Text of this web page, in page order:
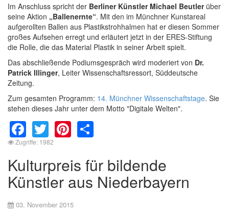
Im Anschluss spricht der Berliner Künstler Michael Beutlerüber
seine Aktion „Ballenernte“. Mit den im Münchner Kunstareal
aufgerollten Ballen aus Plastikstrohhalmen hat er diesen Sommer
großes Aufsehen erregt und erläutert jetzt in der ERES-Stiftung
die Rolle, die das Material Plastik in seiner Arbeit spielt.
Das abschließende Podiumsgespräch wird moderiert von Dr.
Patrick Illinger, Leiter Wissenschaftsressort, Süddeutsche
Zeitung.
Zum gesamten Programm: 14. Münchner Wissenschaftstage. Sie
stehen dieses Jahr unter dem Motto "Digitale Welten".
Facebook
TwitterPinterest
Zugriffe: 1982
Kulturpreis für bildende
Künstler aus Niederbayern
03. November 2015